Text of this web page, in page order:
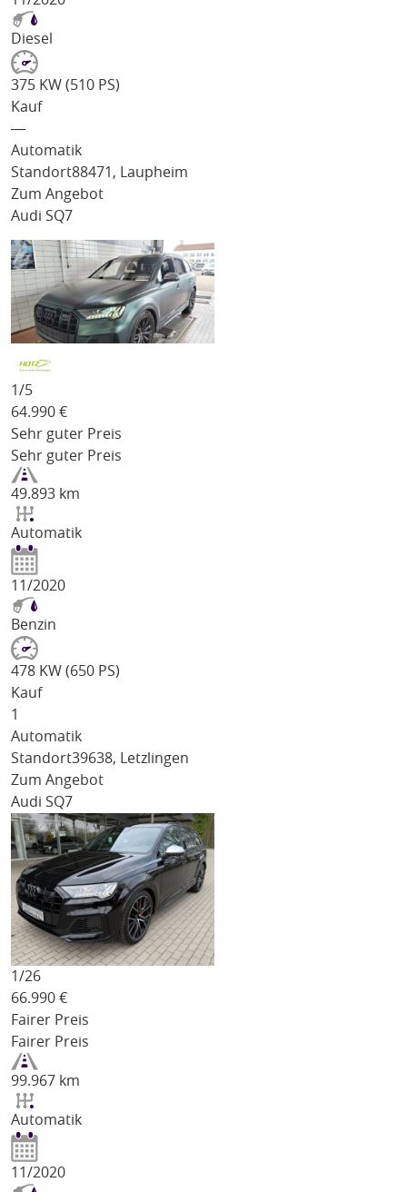
Diesel
375 KW (510 PS)
Kauf
―
Automatik
Standort88471, Laupheim
Zum Angebot
Audi SQ7
1/5
64.990 €
Sehr guter Preis
Sehr guter Preis
49.893 km
Automatik
11/2020
Benzin
478 KW (650 PS)
Kauf
1
Automatik
Standort39638, Letzlingen
Zum Angebot
Audi SQ7
1/26
66.990 €
Fairer Preis
Fairer Preis
99.967 km
Automatik
11/2020